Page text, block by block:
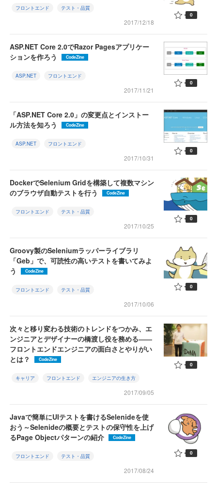
フロントエンド テスト・品質
2017/12/18
0
ASP.NET Core 2.0でRazor Pagesアプリケー
ションを作ろう
CodeZine
ASP.NET フロントエンド
2017/11/21
0
「ASP.NET Core 2.0」の変更点とインストー
ル方法を知ろう
CodeZine
ASP.NET フロントエンド
2017/10/31
0
DockerでSelenium Gridを構築して複数マシン
のブラウザ自動テストを行う
CodeZine
フロントエンド テスト・品質
2017/10/25
0
Groovy製のSeleniumラッパーライブラリ
「Geb」で、可読性の高いテストを書いてみよ
う
CodeZine
フロントエンド テスト・品質
2017/10/06
0
次々と移り変わる技術のトレンドをつかみ、エ
ンジニアとデザイナーの橋渡し役を務める――
フロントエンドエンジニアの面白さとやりがい
とは？
CodeZine
キャリア フロントエンド エンジニアの生き方
2017/09/05
0
Javaで簡単にUIテストを書けるSelenideを使
おう～Selenideの概要とテストの保守性を上げ
るPage Objectパターンの紹介
CodeZine
フロントエンド テスト・品質
2017/08/24
0